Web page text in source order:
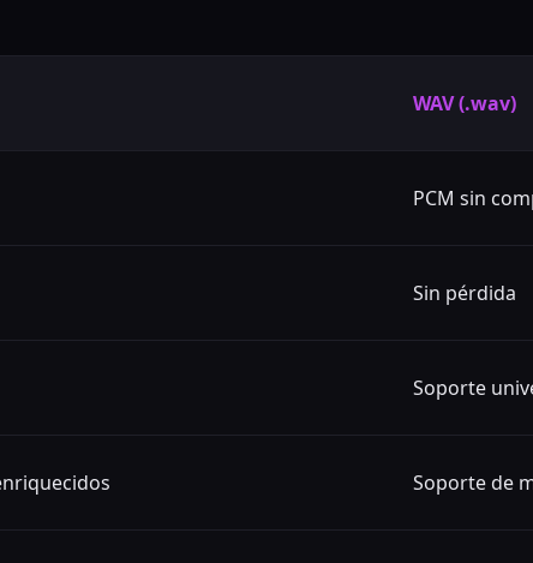
WAV (.wav)
PCM sin
Sin pérdida
Soporte
Soporte de